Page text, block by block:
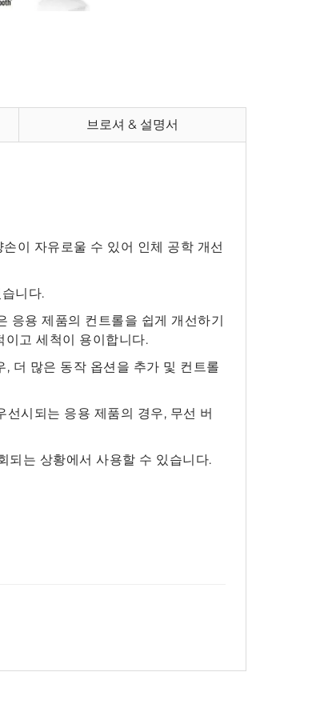
브로셔 & 설명서
이 자유로울 수 있어 인체 공학 개선
니다.
응용 제품의 컨트롤을 쉽게 개선하기
이고 세척이 용이합니다.
더 많은 동작 옵션을 추가 및 컨트롤
시되는 응용 제품의 경우, 무선 버
되는 상황에서 사용할 수 있습니다.